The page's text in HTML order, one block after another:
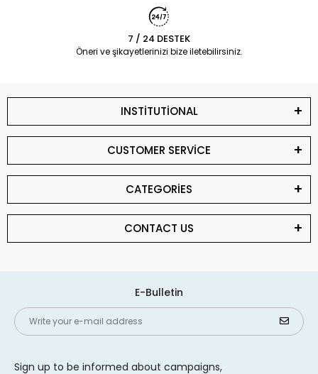
7 / 24 DESTEK
Öneri ve şikayetlerinizi bize iletebilirsiniz.
INSTİTUTİONAL
CUSTOMER SERVİCE
CATEGORİES
CONTACT US
E-Bulletin
Sign up to be informed about campaigns,